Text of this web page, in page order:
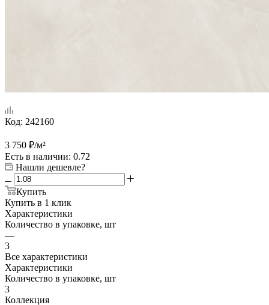
Код: 242160
3 750 ₽/м²
Есть в наличии: 0.72
Нашли дешевле?
Купить
Купить в 1 клик
Характеристики
Количество в упаковке, шт
—
3
Все характеристики
Характеристики
Количество в упаковке, шт
3
Коллекция